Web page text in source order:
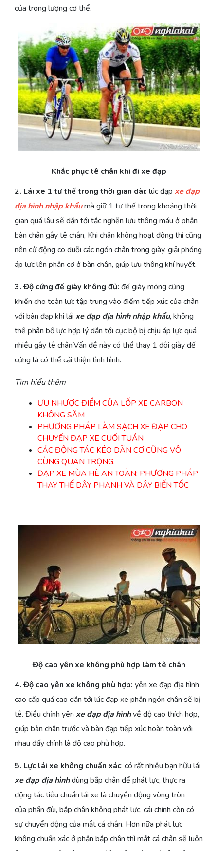
của trọng lượng cơ thể.
Khắc phục tê chân khi đi xe đạp
2. Lái xe 1 tư thế trong thời gian dài: lúc đạp xe đạp
địa hình nhập khẩumà giữ 1 tư thế trong khoảng thời
gian quá lâu sẽ dẫn tới tắc nghẽn lưu thông máu ở phần
bàn chân gây tê chân, Khi chân không hoạt động thì cũng
nên cử động co duỗi các ngón chân trong giày, giải phóng
áp lực lên phần cơ ở bàn chân, giúp lưu thông khí huyết.
3. Độ cứng đế giày không đủ: đế giày mỏng cũng
khiến cho toàn lực tập trung vào điểm tiếp xúc của chân
với bàn đạp khi lái xe đạp địa hình nhập khẩu, không
thể phân bổ lực hợp lý dẫn tới cục bộ bị chịu áp lực quá
nhiều gây tê chân.Vấn đề này có thể thay 1 đôi giày đế
cứng là có thể cải thiện tình hình.
Tìm hiểu thêm
ƯU NHƯỢC ĐIỂM CỦA LỐP XE CARBON
KHÔNG SĂM
PHƯƠNG PHÁP LÀM SẠCH XE ĐẠP CHO
CHUYẾN ĐẠP XE CUỐI TUẦN
CÁC ĐỘNG TÁC KÉO DÃN CƠ CŨNG VÔ
CÙNG QUAN TRỌNG.
ĐẠP XE MÙA HÈ AN TOÀN: PHƯƠNG PHÁP
THAY THẾ DÂY PHANH VÀ DÂY BIẾN TỐC
Độ cao yên xe không phù hợp làm tê chân
4. Độ cao yên xe không phù hợp: yên xe đạp địa hình
cao cấp quá cao dẫn tới lúc đạp xe phần ngón chân sẽ bị
tê. Điều chỉnh yên xe đạp địa hìnhvề độ cao thích hợp,
giúp bàn chân trước và bàn đạp tiếp xúc hoàn toàn với
nhau đấy chính là độ cao phù hợp.
5. Lực lái xe không chuẩn xác: có rất nhiều bạn hữu lái
xe đạp địa hìnhdùng bắp chân để phát lực, thực ra
động tác tiêu chuẩn lái xe là chuyển động vòng tròn
của phần đùi, bắp chân không phát lực, cái chính còn có
sự chuyển động của mắt cá chân. Hơn nữa phát lực
không chuẩn xác ở phần bắp chân thì mắt cá chân sẽ luôn